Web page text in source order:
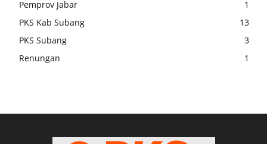
Pemprov Jabar
1
PKS Kab Subang
13
PKS Subang
3
Renungan
1